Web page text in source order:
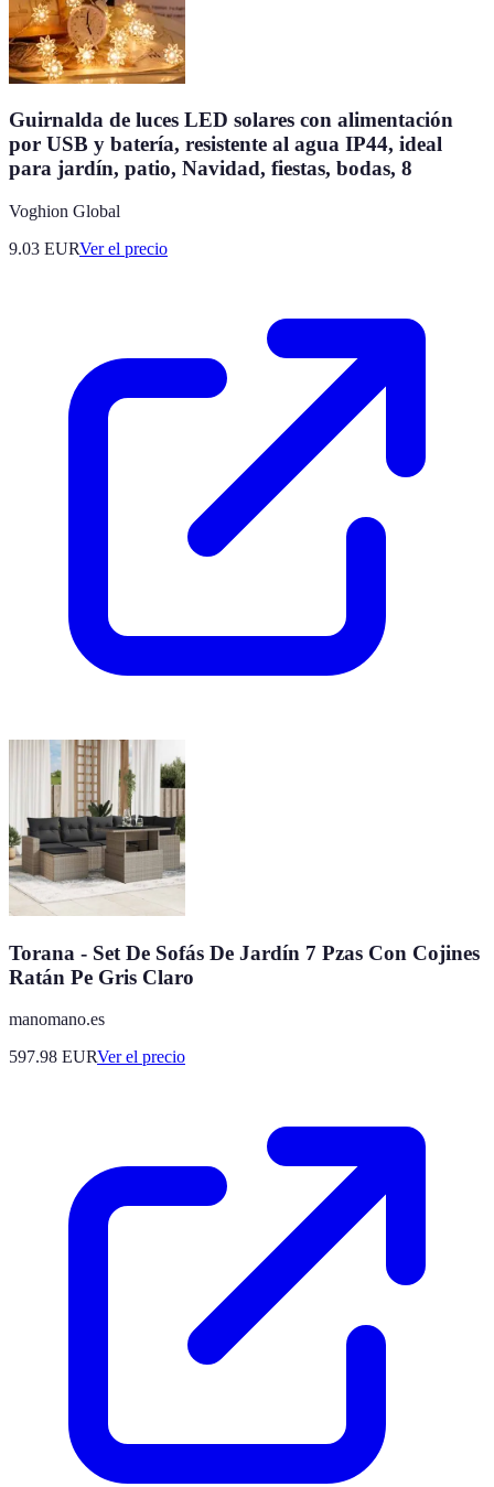
Guirnalda de luces LED solares con alimentación
por USB y batería, resistente al agua IP44, ideal
para jardín, patio, Navidad, fiestas, bodas, 8
Voghion Global
9.03 EURVer el precio
Torana - Set De Sofás De Jardín 7 Pzas Con Cojines
Ratán Pe Gris Claro
manomano.es
597.98 EURVer el precio